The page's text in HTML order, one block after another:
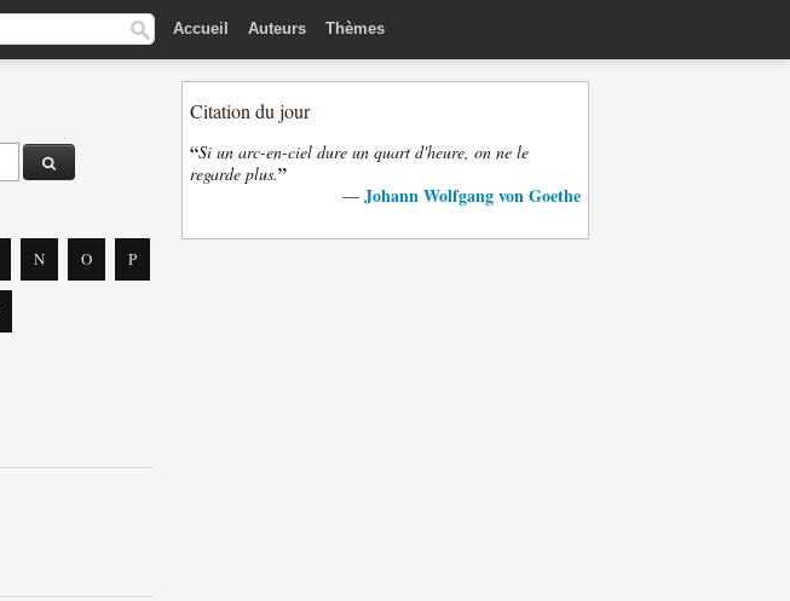
Accueil Auteurs Thèmes
N O P
Citation du jour
“Si un arc-en-ciel dure un quart d'heure, on ne le
regarde plus.”
— Johann Wolfgang von Goethe